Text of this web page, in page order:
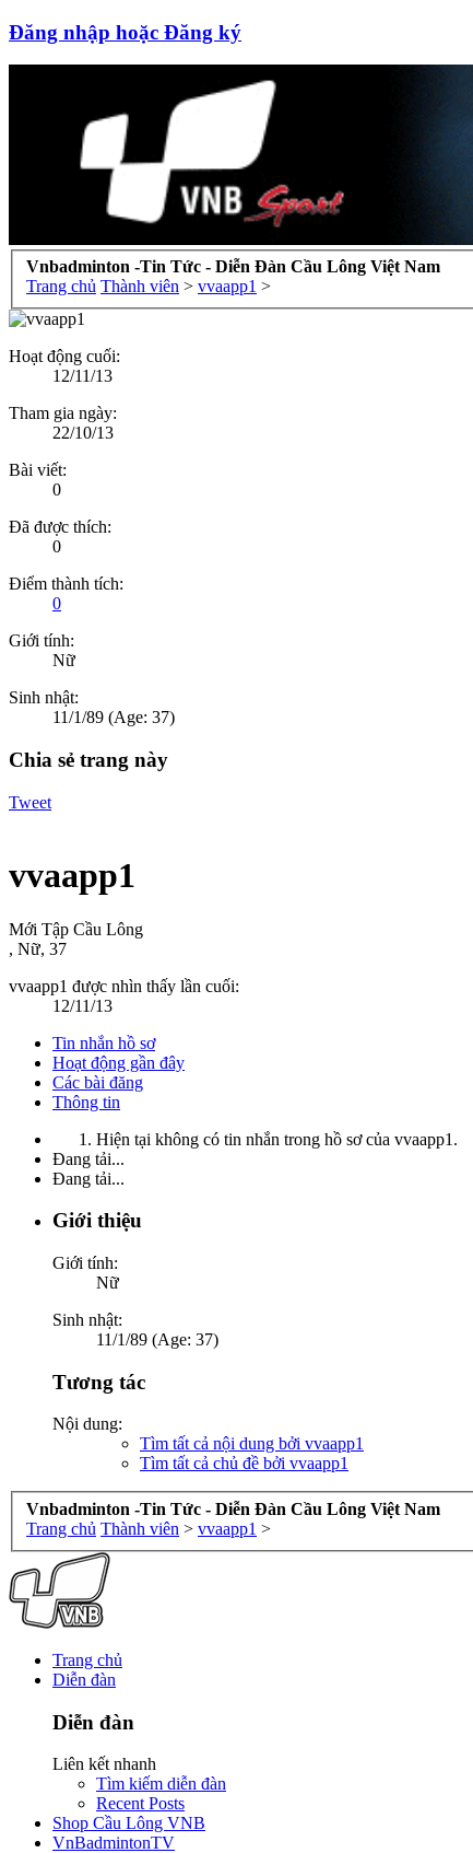
Đăng nhập hoặc Đăng ký
Vnbadminton -Tin Tức - Diễn Đàn Cầu Lông Việt Nam
Trang chủ Thành viên > vvaapp1 >
Hoạt động cuối:
12/11/13
Tham gia ngày:
22/10/13
Bài viết:
0
Đã được thích:
0
Điểm thành tích:
0
Giới tính:
Nữ
Sinh nhật:
11/1/89 (Age: 37)
Chia sẻ trang này
Tweet
vvaapp1
Mới Tập Cầu Lông
, Nữ, 37
vvaapp1 được nhìn thấy lần cuối:
12/11/13
Tin nhắn hồ sơ
Hoạt động gần đây
Các bài đăng
Thông tin
Hiện tại không có tin nhắn trong hồ sơ của vvaapp1.
Đang tải...
Đang tải...
Giới thiệu
Giới tính:
Nữ
Sinh nhật:
11/1/89 (Age: 37)
Tương tác
Nội dung:
Tìm tất cả nội dung bởi vvaapp1
Tìm tất cả chủ đề bởi vvaapp1
Vnbadminton -Tin Tức - Diễn Đàn Cầu Lông Việt Nam
Trang chủ Thành viên > vvaapp1 >
Trang chủ
Diễn đàn
Diễn đàn
Liên kết nhanh
Tìm kiếm diễn đàn
Recent Posts
Shop Cầu Lông VNB
VnBadmintonTV